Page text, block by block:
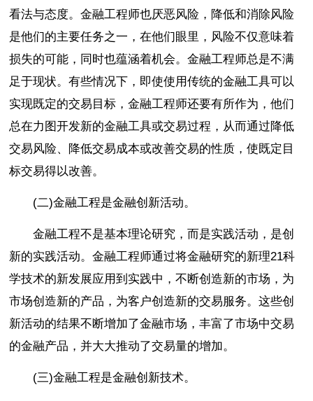
看法与态度。金融工程师也厌恶风险，降低和消除风险
是他们的主要任务之一，在他们眼里，风险不仅意味着
损失的可能，同时也蕴涵着机会。金融工程师总是不满
足于现状。有些情况下，即使使用传统的金融工具可以
实现既定的交易目标，金融工程师还要有所作为，他们
总在力图开发新的金融工具或交易过程，从而通过降低
交易风险、降低交易成本或改善交易的性质，使既定目
标交易得以改善。
(二)金融工程是金融创新活动。
金融工程不是基本理论研究，而是实践活动，是创
新的实践活动。金融工程师通过将金融研究的新理21科
学技术的新发展应用到实践中，不断创造新的市场，为
市场创造新的产品，为客户创造新的交易服务。这些创
新活动的结果不断增加了金融市场，丰富了市场中交易
的金融产品，并大大推动了交易量的增加。
(三)金融工程是金融创新技术。